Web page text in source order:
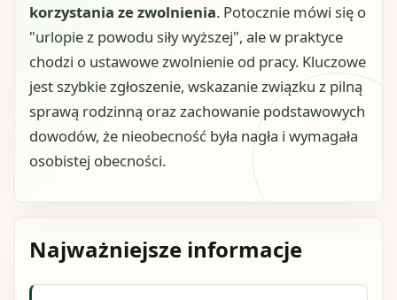
korzystania ze zwolnienia. Potocznie mówi się o
"urlopie z powodu siły wyższej", ale w praktyce
chodzi o ustawowe zwolnienie od pracy. Kluczowe
jest szybkie zgłoszenie, wskazanie związku z pilną
sprawą rodzinną oraz zachowanie podstawowych
dowodów, że nieobecność była nagła i wymagała
osobistej obecności.
Najważniejsze informacje